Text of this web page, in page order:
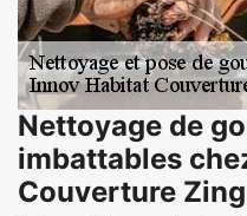
Nettoyage de
imbattables
Couverture